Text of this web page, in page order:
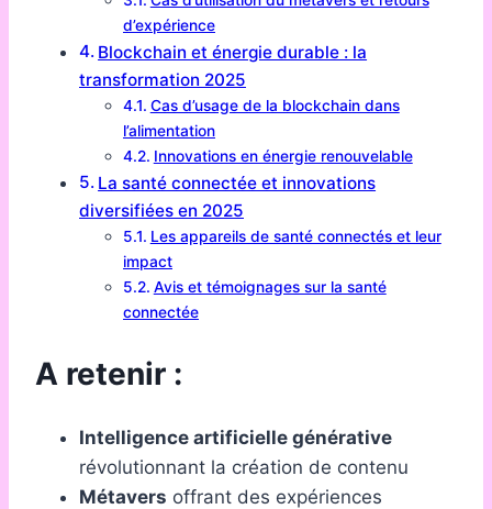
d’expérience
Blockchain et énergie durable : la
transformation 2025
Cas d’usage de la blockchain dans
l’alimentation
Innovations en énergie renouvelable
La santé connectée et innovations
diversifiées en 2025
Les appareils de santé connectés et leur
impact
Avis et témoignages sur la santé
connectée
A retenir :
Intelligence artificielle générative
révolutionnant la création de contenu
Métavers offrant des expériences